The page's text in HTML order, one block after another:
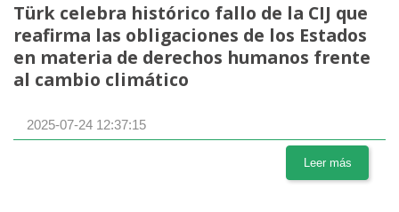
Türk celebra histórico fallo de la CIJ que
reafirma las obligaciones de los Estados
en materia de derechos humanos frente
al cambio climático
2025-07-24 12:37:15
Leer más